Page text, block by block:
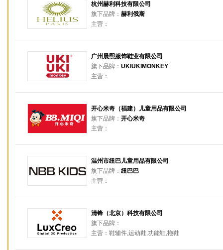
杭州赫利科技有限公司
旗下品牌： 赫利俄斯
主营：
广州晨熙服饰鞋业有限公司
旗下品牌： UKIUKIMONKEY
主营：
开心米奇（福建）儿童用品有限公司
旗下品牌： 开心米奇
主营：
温州市纽巴儿童用品有限公司
旗下品牌： 纽巴巴
主营：
清锋（北京）科技有限公司
旗下品牌：
主营：鞋辅件,运动鞋,功能鞋,拖鞋